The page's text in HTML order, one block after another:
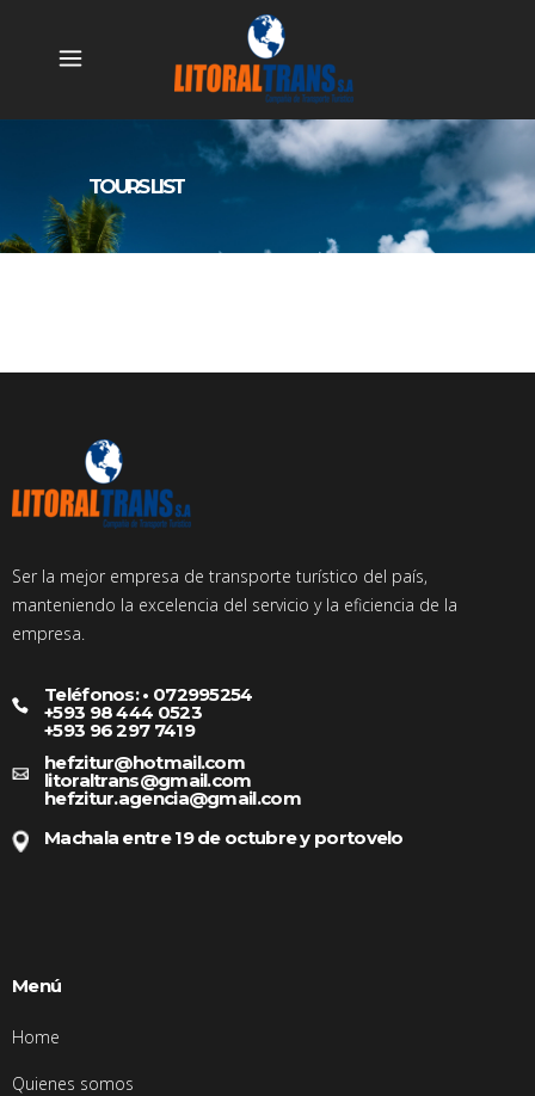
TOURS LIST
Ser la mejor empresa de transporte turístico del país,
manteniendo la excelencia del servicio y la eficiencia de la
empresa.
Teléfonos: • 072995254
+593 98 444 0523
+593 96 297 7419
hefzitur@hotmail.com
litoraltrans@gmail.com
hefzitur.agencia@gmail.com
Machala entre 19 de octubre y portovelo
Menú
Home
Quienes somos